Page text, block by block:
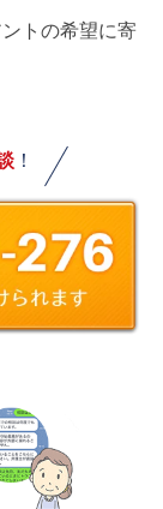
トの希望に寄
！